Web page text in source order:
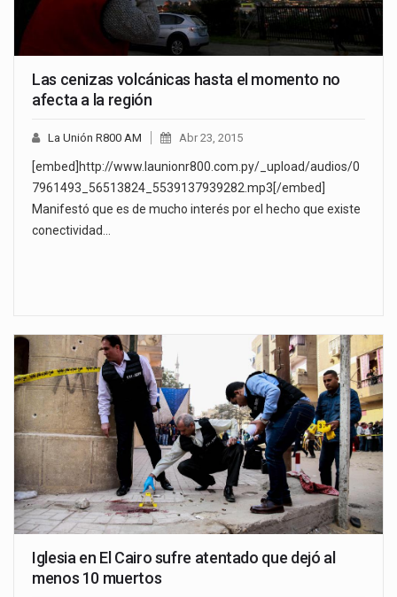
Las cenizas volcánicas hasta el momento no
afecta a la región
La Unión R800 AM Abr 23, 2015
[embed]http://www.launionr800.com.py/_upload/audios/0
7961493_56513824_5539137939282.mp3[/embed]
Manifestó que es de mucho interés por el hecho que existe
conectividad…
Iglesia en El Cairo sufre atentado que dejó al
menos 10 muertos